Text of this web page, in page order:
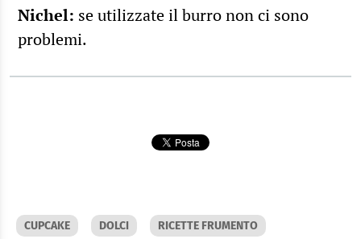
Nichel: se utilizzate il burro non ci sono
problemi.
CUPCAKE DOLCI
RICETTE FRUMENTO